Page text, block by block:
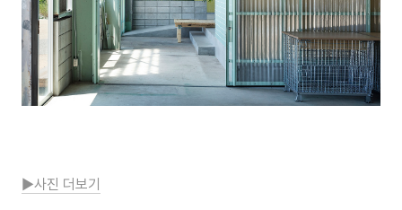
▶사진 더보기